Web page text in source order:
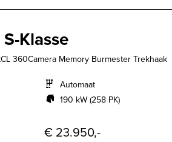
Klasse
360Camera Memory Burmester Trekhaak
Automaat
190 kW (258 PK)
€ 23.950,-